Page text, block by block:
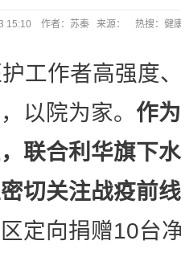
15:10 作者：苏秦 来源： 热搜：健
工作者高强度
以院为家。 作为
联合利华旗下
切关注战疫前线
定向捐赠10台